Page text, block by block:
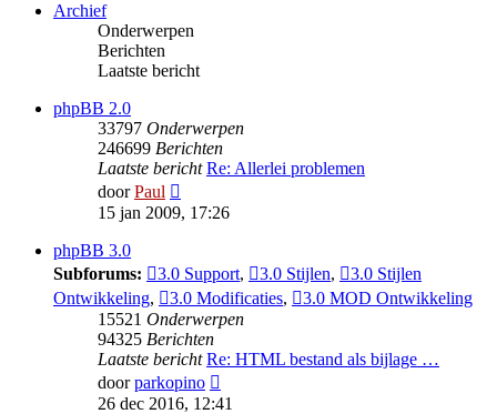
Archief
Onderwerpen
Berichten
Laatste bericht
phpBB 2.0
33797 Onderwerpen
246699 Berichten
Laatste bericht Re: Allerlei problemen
doorPaul
laatste
bericht
15 jan 2009, 17:26
phpBB 3.0
Subforums:
3.0 Support, 3.0 Stijlen,
3.0 Stijlen
Ontwikkeling, 3.0 Modificaties,
3.0 MOD Ontwikkeling
15521 Onderwerpen
94325 Berichten
Laatste bericht Re: HTML bestand als bijlage …
doorparkopino
laatste
26 dec 2016, 12:41